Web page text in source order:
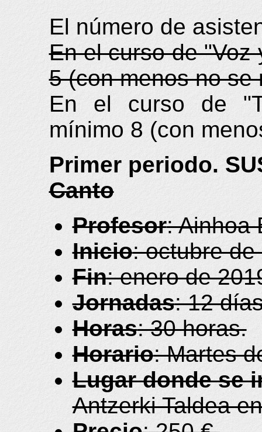
El número de
En el curso de "Voz
5 (con menos no se
En el curso de
mínimo 8 (con
Primer periodo.
Canto
Profesor: Ainhoa
Inicio: octubre de
Fin: enero de
Jornadas: 12
Horas: 30 horas.
Horario: Martes
Lugar donde se
Antzerki Taldea